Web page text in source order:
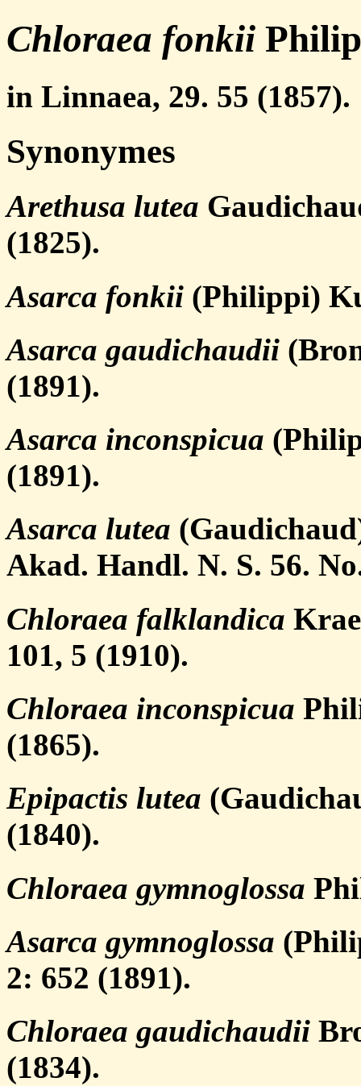
Chloraea fonkii
in Linnaea, 29. 55 (1857).
Synonymes
Arethusa lutea
(1825).
Asarca fonkii (Philippi)
Asarca gaudichaudii
(1891).
Asarca inconspicua
(1891).
Asarca lutea
Akad. Handl. N. S. 56.
Chloraea falklandica
101, 5 (1910).
Chloraea inconspicua
(1865).
Epipactis lutea
(1840).
Chloraea gymnoglossa
Asarca gymnoglossa
2: 652 (1891).
Chloraea gaudichaudii
(1834).